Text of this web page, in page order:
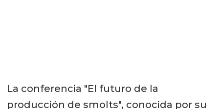
La conferencia "El futuro de la
producción de smolts", conocida por su